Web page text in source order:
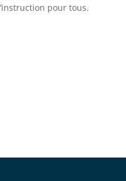
pour tous.